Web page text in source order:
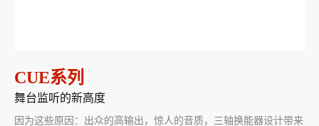
CUE系列
舞台监听的新高度
因为这些原因：出众的高输出，惊人的音质，三轴换能器设计带来